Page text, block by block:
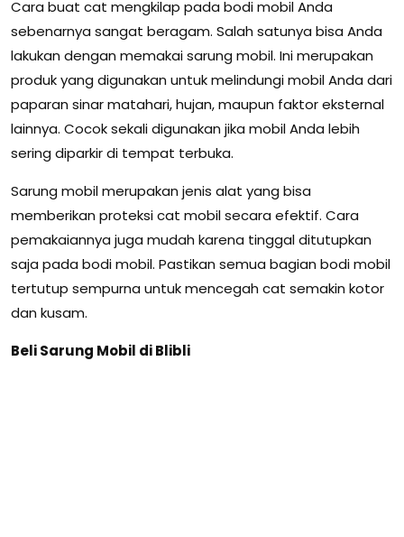
Cara buat cat mengkilap pada bodi mobil Anda
sebenarnya sangat beragam. Salah satunya bisa Anda
lakukan dengan memakai sarung mobil. Ini merupakan
produk yang digunakan untuk melindungi mobil Anda dari
paparan sinar matahari, hujan, maupun faktor eksternal
lainnya. Cocok sekali digunakan jika mobil Anda lebih
sering diparkir di tempat terbuka.
Sarung mobil merupakan jenis alat yang bisa
memberikan proteksi cat mobil secara efektif. Cara
pemakaiannya juga mudah karena tinggal ditutupkan
saja pada bodi mobil. Pastikan semua bagian bodi mobil
tertutup sempurna untuk mencegah cat semakin kotor
dan kusam.
Beli Sarung Mobil di Blibli